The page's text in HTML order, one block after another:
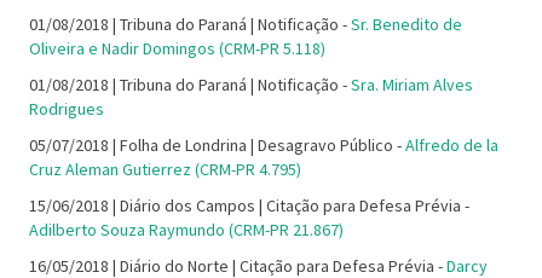
01/08/2018 | Tribuna do Paraná | Notificação -Sr. Benedito de
Oliveira e Nadir Domingos (CRM-PR 5.118)
01/08/2018 | Tribuna do Paraná | Notificação -Sra. Miriam Alves
Rodrigues
05/07/2018 | Folha de Londrina | Desagravo Público -Alfredo de la
Cruz Aleman Gutierrez (CRM-PR 4.795)
15/06/2018 | Diário dos Campos | Citação para Defesa Prévia -
Adilberto Souza Raymundo (CRM-PR 21.867)
16/05/2018 | Diário do Norte | Citação para Defesa Prévia -Darcy